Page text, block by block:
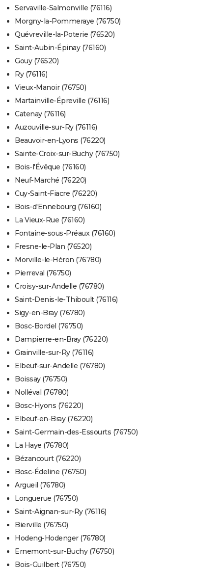
Servaville-Salmonville (76116)
Morgny-la-Pommeraye (76750)
Quévreville-la-Poterie (76520)
Saint-Aubin-Épinay (76160)
Gouy (76520)
Ry (76116)
Vieux-Manoir (76750)
Martainville-Épreville (76116)
Catenay (76116)
Auzouville-sur-Ry (76116)
Beauvoir-en-Lyons (76220)
Sainte-Croix-sur-Buchy (76750)
Bois-l'Évêque (76160)
Neuf-Marché (76220)
Cuy-Saint-Fiacre (76220)
Bois-d'Ennebourg (76160)
La Vieux-Rue (76160)
Fontaine-sous-Préaux (76160)
Fresne-le-Plan (76520)
Morville-le-Héron (76780)
Pierreval (76750)
Croisy-sur-Andelle (76780)
Saint-Denis-le-Thiboult (76116)
Sigy-en-Bray (76780)
Bosc-Bordel (76750)
Dampierre-en-Bray (76220)
Grainville-sur-Ry (76116)
Elbeuf-sur-Andelle (76780)
Boissay (76750)
Nolléval (76780)
Bosc-Hyons (76220)
Elbeuf-en-Bray (76220)
Saint-Germain-des-Essourts (76750)
La Haye (76780)
Bézancourt (76220)
Bosc-Édeline (76750)
Argueil (76780)
Longuerue (76750)
Saint-Aignan-sur-Ry (76116)
Bierville (76750)
Hodeng-Hodenger (76780)
Ernemont-sur-Buchy (76750)
Bois-Guilbert (76750)